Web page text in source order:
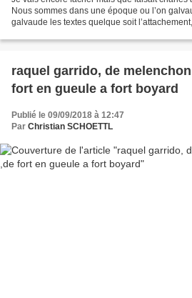
Nous sommes dans une époque ou l’on
galvaude les textes quelque soit
raquel garrido, de
fort en gueule a fort boyard
Publié le 09/09/2018 à 12:47
Par Christian SCHOETTL